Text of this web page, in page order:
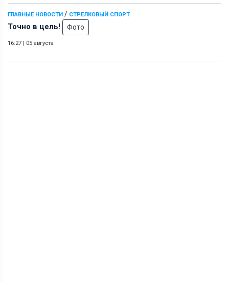
ГЛАВНЫЕ НОВОСТИ / СТРЕЛКОВЫЙ СПОРТ
Точно в цель! Фото
16:27 | 05 августа